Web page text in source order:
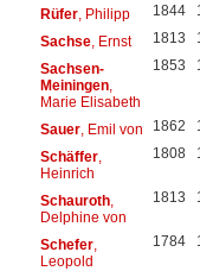
Rüfer, Philipp 1844
Sachse, Ernst 1813
Sachsen-
Meiningen,
Marie Elisabeth
1853
Sauer, Emil von 1862
Schäffer,
Heinrich
1808
Schauroth,
Delphine von
1813
Schefer,
Leopold
1784